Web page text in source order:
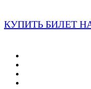
КУПИТЬ БИЛЕТ